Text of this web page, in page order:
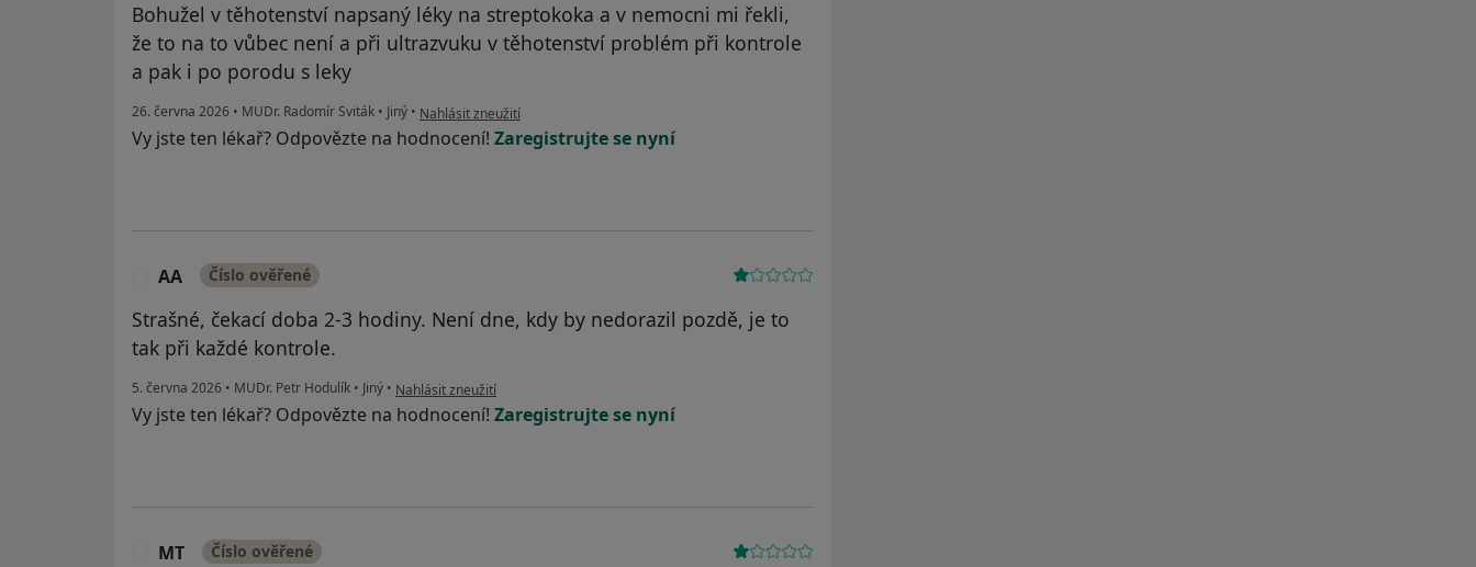
Bohužel v těhotenství napsaný léky na streptokoka a v nemocni mi řekli,
že to na to vůbec není a při ultrazvuku v těhotenství problém při kontrole
a pak i po porodu s leky
26. června 2026 • MUDr. Radomír Sviták • Jiný • podle názoru uživatele KH
Nahlásit zneužití
Vy jste ten lékař? Odpovězte na hodnocení! Zaregistrujte se nyní
AA Číslo ověřené
Strašné, čekací doba 2-3 hodiny. Není dne, kdy by nedorazil pozdě, je to
tak při každé kontrole.
5. června 2026 • MUDr. Petr Hodulík • Jiný • podle názoru uživatele AA
Nahlásit zneužití
Vy jste ten lékař? Odpovězte na hodnocení! Zaregistrujte se nyní
MT Číslo ověřené